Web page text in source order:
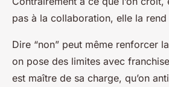
pas à la collaboration, elle la
Dire “non” peut même renforcer
on pose des limites avec
est maître de sa charge, qu’on